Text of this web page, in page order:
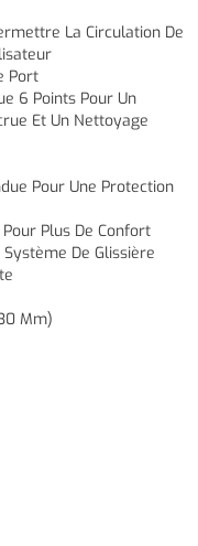
La Circulation De
Port
6 Points Pour Un
Et Un Nettoyage
Pour Une Protection
Plus De Confort
De Glissière
Mm)